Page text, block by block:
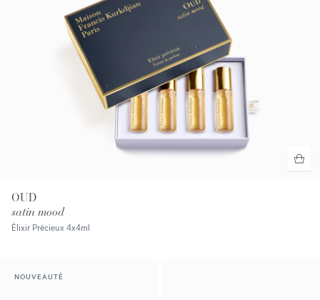
OUD
satin mood
Élixir Précieux 4x4ml
NOUVEAUTÉ